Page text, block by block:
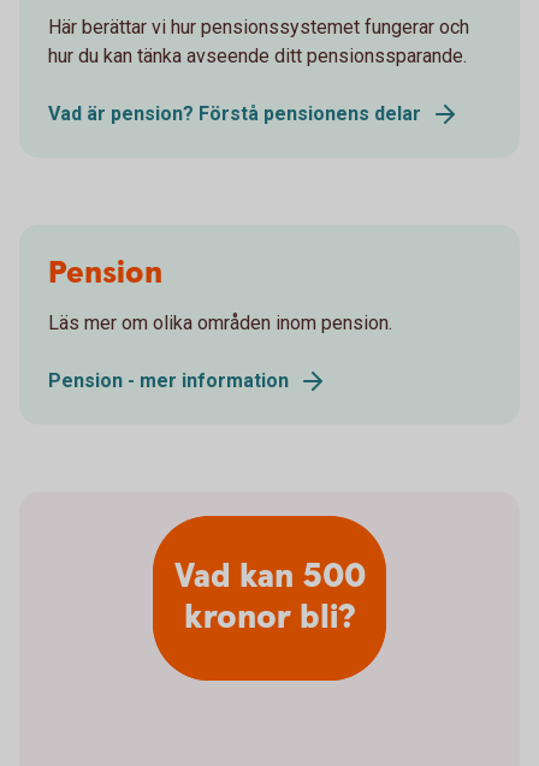
Här berättar vi hur pensionssystemet fungerar och
hur du kan tänka avseende ditt pensionssparande.
Vad är pension? Förstå pensionens delar
Pension
Läs mer om olika områden inom pension.
Pension - mer information
Vad kan 500
kronor bli?